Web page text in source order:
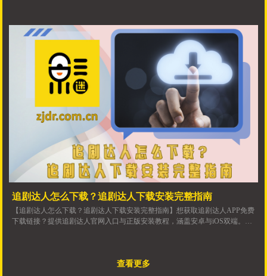
查看更多
追剧达人怎么下载？追剧达人下载安装完整指南
【追剧达人怎么下载？追剧达人下载安装完整指南】想获取追剧达人APP免费
下载链接？提供追剧达人官网入口与正版安装教程，涵盖安卓与iOS双端。详